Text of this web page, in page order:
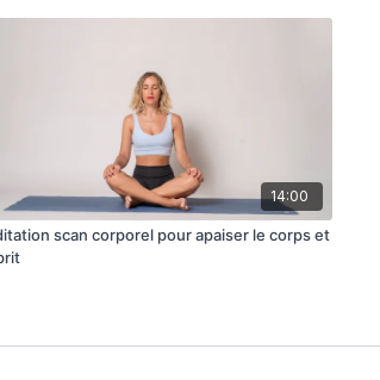
14:00
scan corporel pour apaiser le corps et